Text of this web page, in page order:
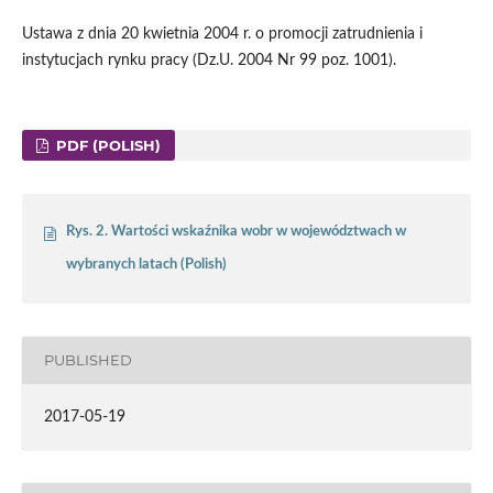
Ustawa z dnia 20 kwietnia 2004 r. o promocji zatrudnienia i
instytucjach rynku pracy (Dz.U. 2004 Nr 99 poz. 1001).
PDF (POLISH)
Rys. 2. Wartości wskaźnika wobr w województwach w
wybranych latach (Polish)
PUBLISHED
2017-05-19